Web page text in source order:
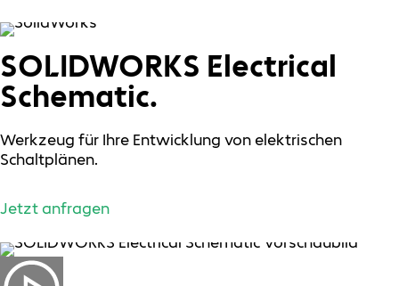
SOLIDWORKS Electrical
Schematic.
Werkzeug für Ihre Entwicklung von elektrischen
Schaltplänen.
Jetzt anfragen